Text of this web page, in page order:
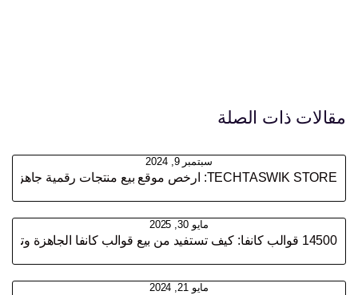
مقالات ذات الصلة
سبتمبر 9, 2024
TECHTASWIK STORE: ارخص موقع بيع منتجات رقمية جاهزة بالعربي
مايو 30, 2025
14500 قوالب كانفا: كيف تستفيد من بيع قوالب كانفا الجاهزة وتحقق أرباحاً مذهلة تفوق 1000 ريال شهريا
مايو 21, 2024